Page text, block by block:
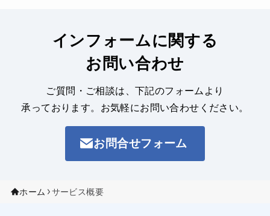
インフォームに関する
お問い合わせ
ご質問・ご相談は、下記のフォームより
承っております。 お気軽にお問い合わせください。
お問合せフォーム
ホーム サービス概要